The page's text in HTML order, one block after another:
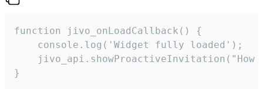
function jivo_onLoadCallback() {
    console.log('Widget fully loaded');
jivo_api.showProactiveInvitation("How
}